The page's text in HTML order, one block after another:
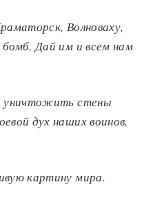
Волноваху,
Дай им и всем нам
стены
дух наших воинов,
картину мира.